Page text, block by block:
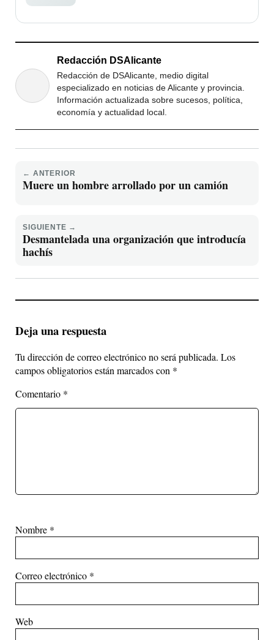
Redacción DSAlicante
Redacción de DSAlicante, medio digital
especializado en noticias de Alicante y provincia.
Información actualizada sobre sucesos, política,
economía y actualidad local.
← ANTERIOR
Muere un hombre arrollado por un camión
SIGUIENTE →
Desmantelada una organización que introducía
hachís
Deja una respuesta
Tu dirección de correo electrónico no será publicada. Los
campos obligatorios están marcados con *
Comentario *
Nombre *
Correo electrónico *
Web